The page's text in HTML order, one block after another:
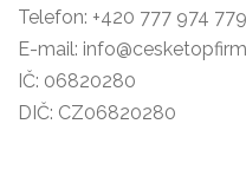
Telefon: +420 777 974 779
E-mail:
IČ: 06820280
DIČ: CZ06820280